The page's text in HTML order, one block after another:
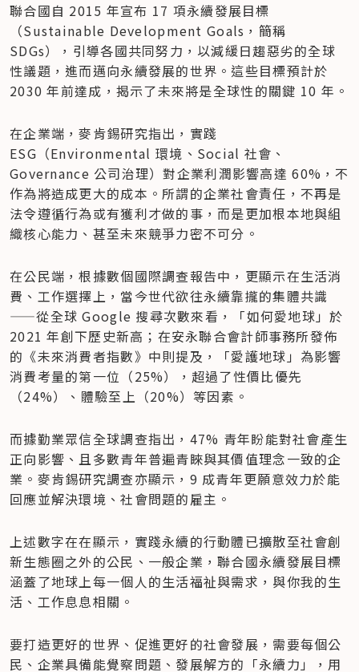
聯合國自 2015 年宣布 17 項永續發展目標
（Sustainable Development Goals，簡稱
SDGs），引導各國共同努力，以減緩日趨惡劣的全球
性議題，進而邁向永續發展的世界。這些目標預計於
2030 年前達成，揭示了未來將是全球性的關鍵 10 年。
在企業端，麥肯錫研究指出，實踐
ESG（Environmental 環境、Social 社會、
Governance 公司治理）對企業利潤影響高達 60%，不
作為將造成更大的成本。所謂的企業社會責任，不再是
法令遵循行為或有獲利才做的事，而是更加根本地與組
織核心能力、甚至未來競爭力密不可分。
在公民端，根據數個國際調查報告中，更顯示在生活消
費、工作選擇上，當今世代欲往永續靠攏的集體共識
——從全球 Google 搜尋次數來看，「如何愛地球」於
2021 年創下歷史新高；在安永聯合會計師事務所發佈
的《未來消費者指數》中則提及，「愛護地球」為影響
消費考量的第一位（25%），超過了性價比優先
（24%）、體驗至上（20%）等因素。
而據勤業眾信全球調查指出，47% 青年盼能對社會產生
正向影響、且多數青年普遍青睞與其價值理念一致的企
業。麥肯錫研究調查亦顯示，9 成青年更願意效力於能
回應並解決環境、社會問題的雇主。
上述數字在在顯示，實踐永續的行動體已擴散至社會創
新生態圈之外的公民、一般企業，聯合國永續發展目標
涵蓋了地球上每一個人的生活福祉與需求，與你我的生
活、工作息息相關。
要打造更好的世界、促進更好的社會發展，需要每個公
民、企業具備能覺察問題、發展解方的「永續力」，用